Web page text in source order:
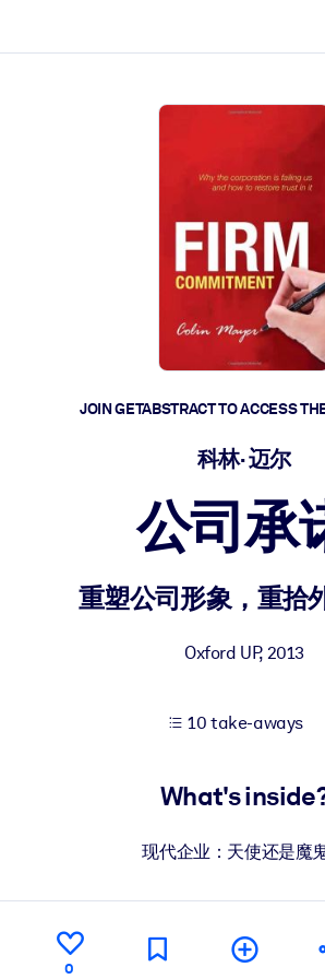
outputs.
JOIN GETABSTRACT TO ACCESS
科林· 迈尔
公司承
重塑公司形象，重拾
Oxford UP, 2013
10 take-aways
What's
现代企业：天使还是魔
0